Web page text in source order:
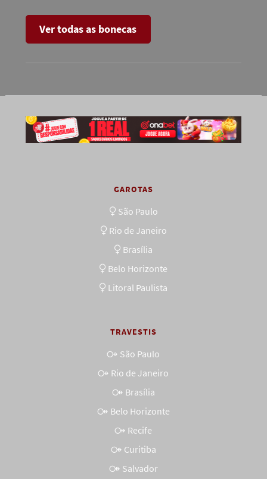
Ver todas as bonecas
GAROTAS
São Paulo
Rio de Janeiro
Brasília
Belo Horizonte
Litoral Paulista
TRAVESTIS
São Paulo
Rio de Janeiro
Brasília
Belo Horizonte
Recife
Curitiba
Salvador